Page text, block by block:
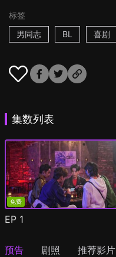
标签
男同志
BL 喜剧
集数列表
免费
EP 1
预告 剧照 推荐影片